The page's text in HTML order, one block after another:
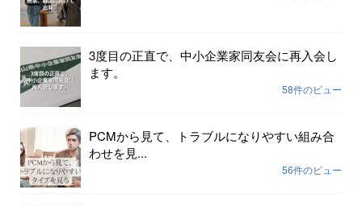
3度目の正直で、中小企業家同友会に再入会し
ます。
58件のビュー
PCMから見て、トラブルになりやすい組み合
わせを見...
56件のビュー